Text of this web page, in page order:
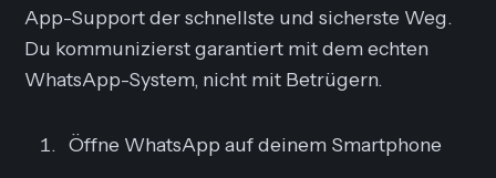
App-Support der schnellste und sicherste Weg.
Du kommunizierst garantiert mit dem echten
WhatsApp-System, nicht mit Betrügern.
Öffne WhatsApp auf deinem Smartphone